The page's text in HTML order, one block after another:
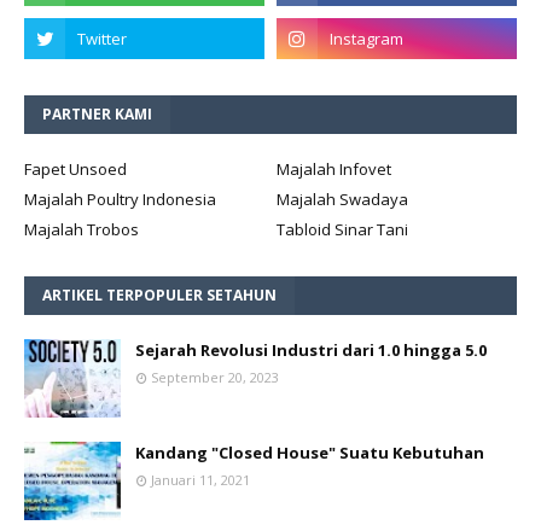
PARTNER KAMI
Fapet Unsoed
Majalah Infovet
Majalah Poultry Indonesia
Majalah Swadaya
Majalah Trobos
Tabloid Sinar Tani
ARTIKEL TERPOPULER SETAHUN
Sejarah Revolusi Industri dari 1.0 hingga 5.0
September 20, 2023
Kandang "Closed House" Suatu Kebutuhan
Januari 11, 2021